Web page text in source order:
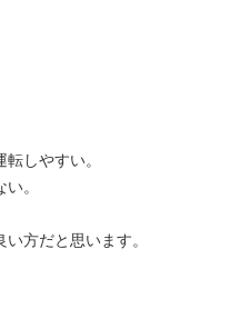
しやすい。
。
方だと思います。